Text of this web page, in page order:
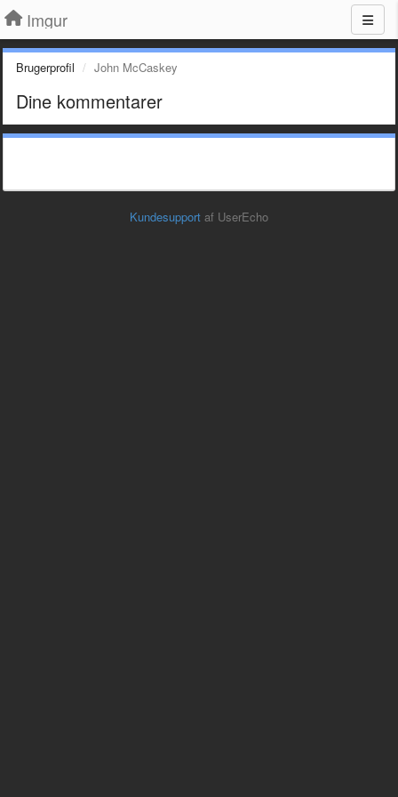
Imgur
Brugerprofil John McCaskey
Dine kommentarer
Kundesupport af UserEcho